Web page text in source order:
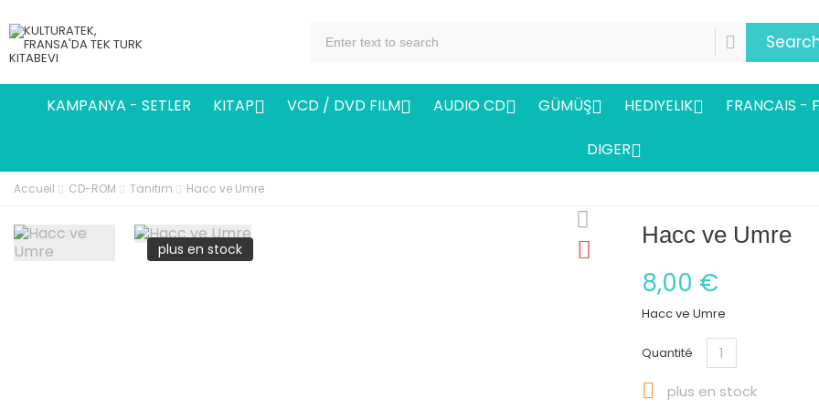
KAMPANYA - SETLER KITAP VCD / DVD FILM AUDIO CD GÜMÜŞ HEDIYELIK FRANCAIS -
DIGER
Accueil CD-ROM Tanıtım Hacc ve Umre
plus en stock
Hacc ve Umre
8,00 €
Hacc ve Umre
Quantité
 plus en stock